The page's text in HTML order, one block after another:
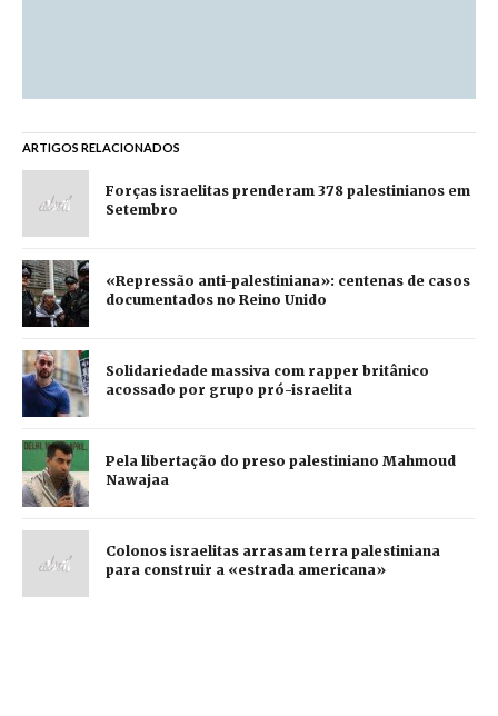
ARTIGOS RELACIONADOS
Forças israelitas prenderam 378 palestinianos em
Setembro
«Repressão anti-palestiniana»: centenas de casos
documentados no Reino Unido
Solidariedade massiva com rapper britânico
acossado por grupo pró-israelita
Pela libertação do preso palestiniano Mahmoud
Nawajaa
Colonos israelitas arrasam terra palestiniana
para construir a «estrada americana»